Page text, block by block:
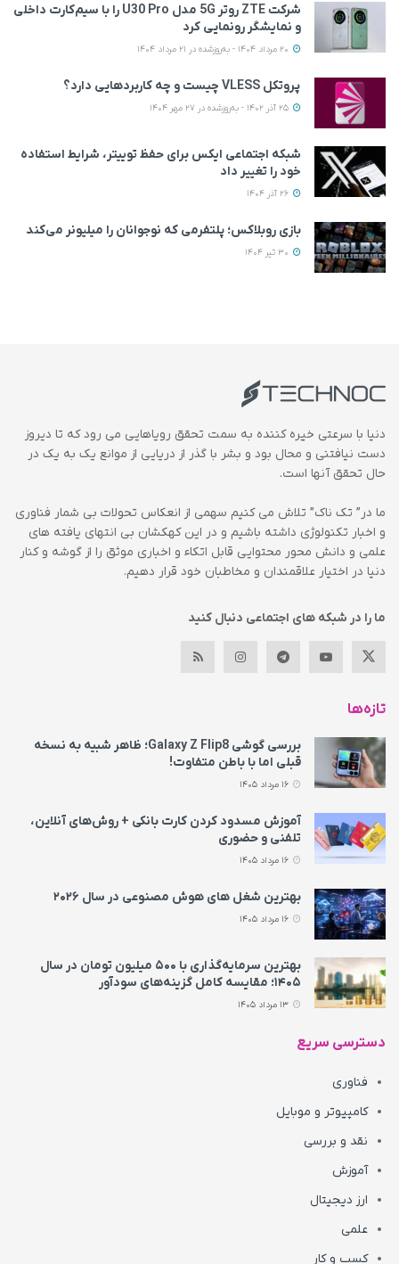
شرکت ZTE روتر 5G مدل U30 Pro را با سیم‌کارت داخلی
و نمایشگر رونمایی کرد
پروتکل VLESS چیست و چه کاربردهایی دارد؟
شبکه اجتماعی ایکس برای حفظ توییتر، شرایط استفاده
خود را تغییر داد
بازی روبلاکس؛ پلتفرمی که نوجوانان را میلیونر می‌کند
دنیا با سرعتی خیره کننده به سمت تحقق رویاهایی می رود که تا دیروز
دست نیافتنی و محال بود و بشر با گذر از دریایی از موانع یک به یک در
حال تحقق آنها است.
ما در” تک ناک” تلاش می کنیم سهمی از انعکاس تحولات بی شمار فناوری
و اخبار تکنولوژی داشته باشیم و در این کهکشان بی انتهای یافته های
علمی و دانش محور محتوایی قابل اتکاء و اخباری موثق را از گوشه و کنار
دنیا در اختیار علاقمندان و مخاطبان خود قرار دهیم.
ما را در شبکه های اجتماعی دنبال کنید
تازه‌ها
بررسی گوشی Galaxy Z Flip8؛ ظاهر شبیه به نسخه
قبلی اما با باطن متفاوت!
آموزش مسدود کردن کارت بانکی + روش‌های آنلاین،
تلفنی و حضوری
بهترین شغل های هوش مصنوعی در سال ۲۰۲۶
بهترین سرمایه‌گذاری با ۵۰۰ میلیون تومان در سال
۱۴۰۵؛ مقایسه کامل گزینه‌های سودآور
دسترسی سریع
فناوری
کامپیوتر و موبایل
نقد و بررسی
آموزش
ارز دیجیتال
علمی
کسب و کار